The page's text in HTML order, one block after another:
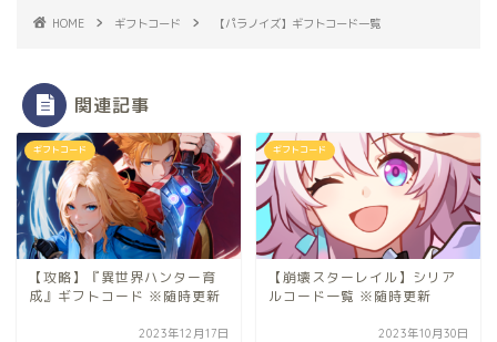
HOME ギフトコード 【パラノイズ】ギフトコード一覧
関連記事
ギフトコード
【攻略】『異世界ハンター育
成』ギフトコード ※随時更新
2023年12月17日
ギフトコード
【崩壊スターレイル】シリア
ルコード一覧 ※随時更新
2023年10月30日